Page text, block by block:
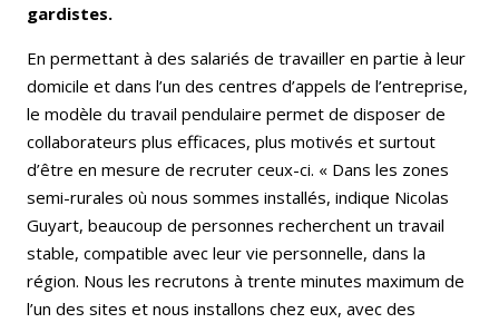
gardistes.
En permettant à des salariés de travailler en partie à leur
domicile et dans l’un des centres d’appels de l’entreprise,
le modèle du travail pendulaire permet de disposer de
collaborateurs plus efficaces, plus motivés et surtout
d’être en mesure de recruter ceux-ci. « Dans les zones
semi-rurales où nous sommes installés, indique Nicolas
Guyart, beaucoup de personnes recherchent un travail
stable, compatible avec leur vie personnelle, dans la
région. Nous les recrutons à trente minutes maximum de
l’un des sites et nous installons chez eux, avec des